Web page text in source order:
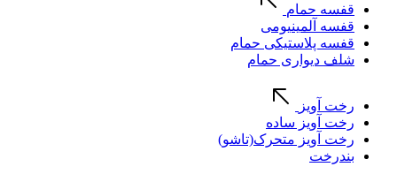
قفسه حمام
قفسه آلمینیومی
قفسه پلاستیکی حمام
شلف دیواری حمام
رخت آویز
رخت آویز ساده
رخت آویز متحرک(تاشو)
بندرخت